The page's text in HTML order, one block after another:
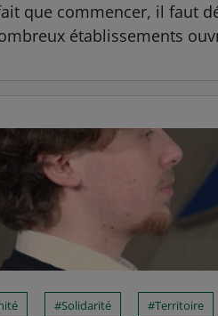
que commencer, il faut
établissements
Solidarité Territoire